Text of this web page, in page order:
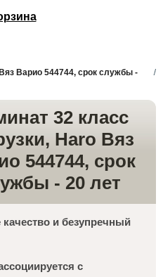
Варио 544744, срок службы -
32 класс
Haro Вяз
544744, срок
- 20 лет
и безупречный
с